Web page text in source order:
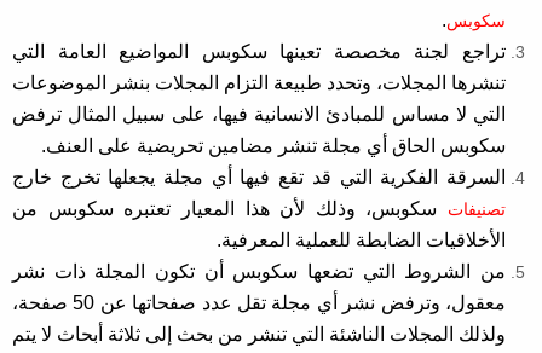
سكوبس.
تراجع لجنة مخصصة تعينها سكوبس المواضيع العامة التي
تنشرها المجلات، وتحدد طبيعة التزام المجلات بنشر الموضوعات
التي لا مساس للمبادئ الانسانية فيها، على سبيل المثال ترفض
سكوبس الحاق أي مجلة تنشر مضامين تحريضية على العنف.
السرقة الفكرية التي قد تقع فيها أي مجلة يجعلها تخرج خارج
تصنيفات سكوبس، وذلك لأن هذا المعيار تعتبره سكوبس من
الأخلاقيات الضابطة للعملية المعرفية.
من الشروط التي تضعها سكوبس أن تكون المجلة ذات نشر
معقول، وترفض نشر أي مجلة تقل عدد صفحاتها عن 50 صفحة،
ولذلك المجلات الناشئة التي تنشر من بحث إلى ثلاثة أبحاث لا يتم